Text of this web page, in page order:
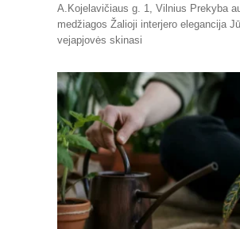
A.Kojelavičiaus g. 1, Vilnius Prekyba
medžiagos Žalioji interjero elegancija
vejapjovės skinasi